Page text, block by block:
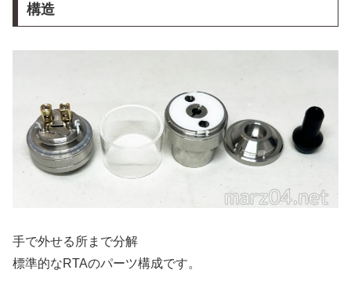
構造
手で外せる所まで分解
標準的なRTAのパーツ構成です。